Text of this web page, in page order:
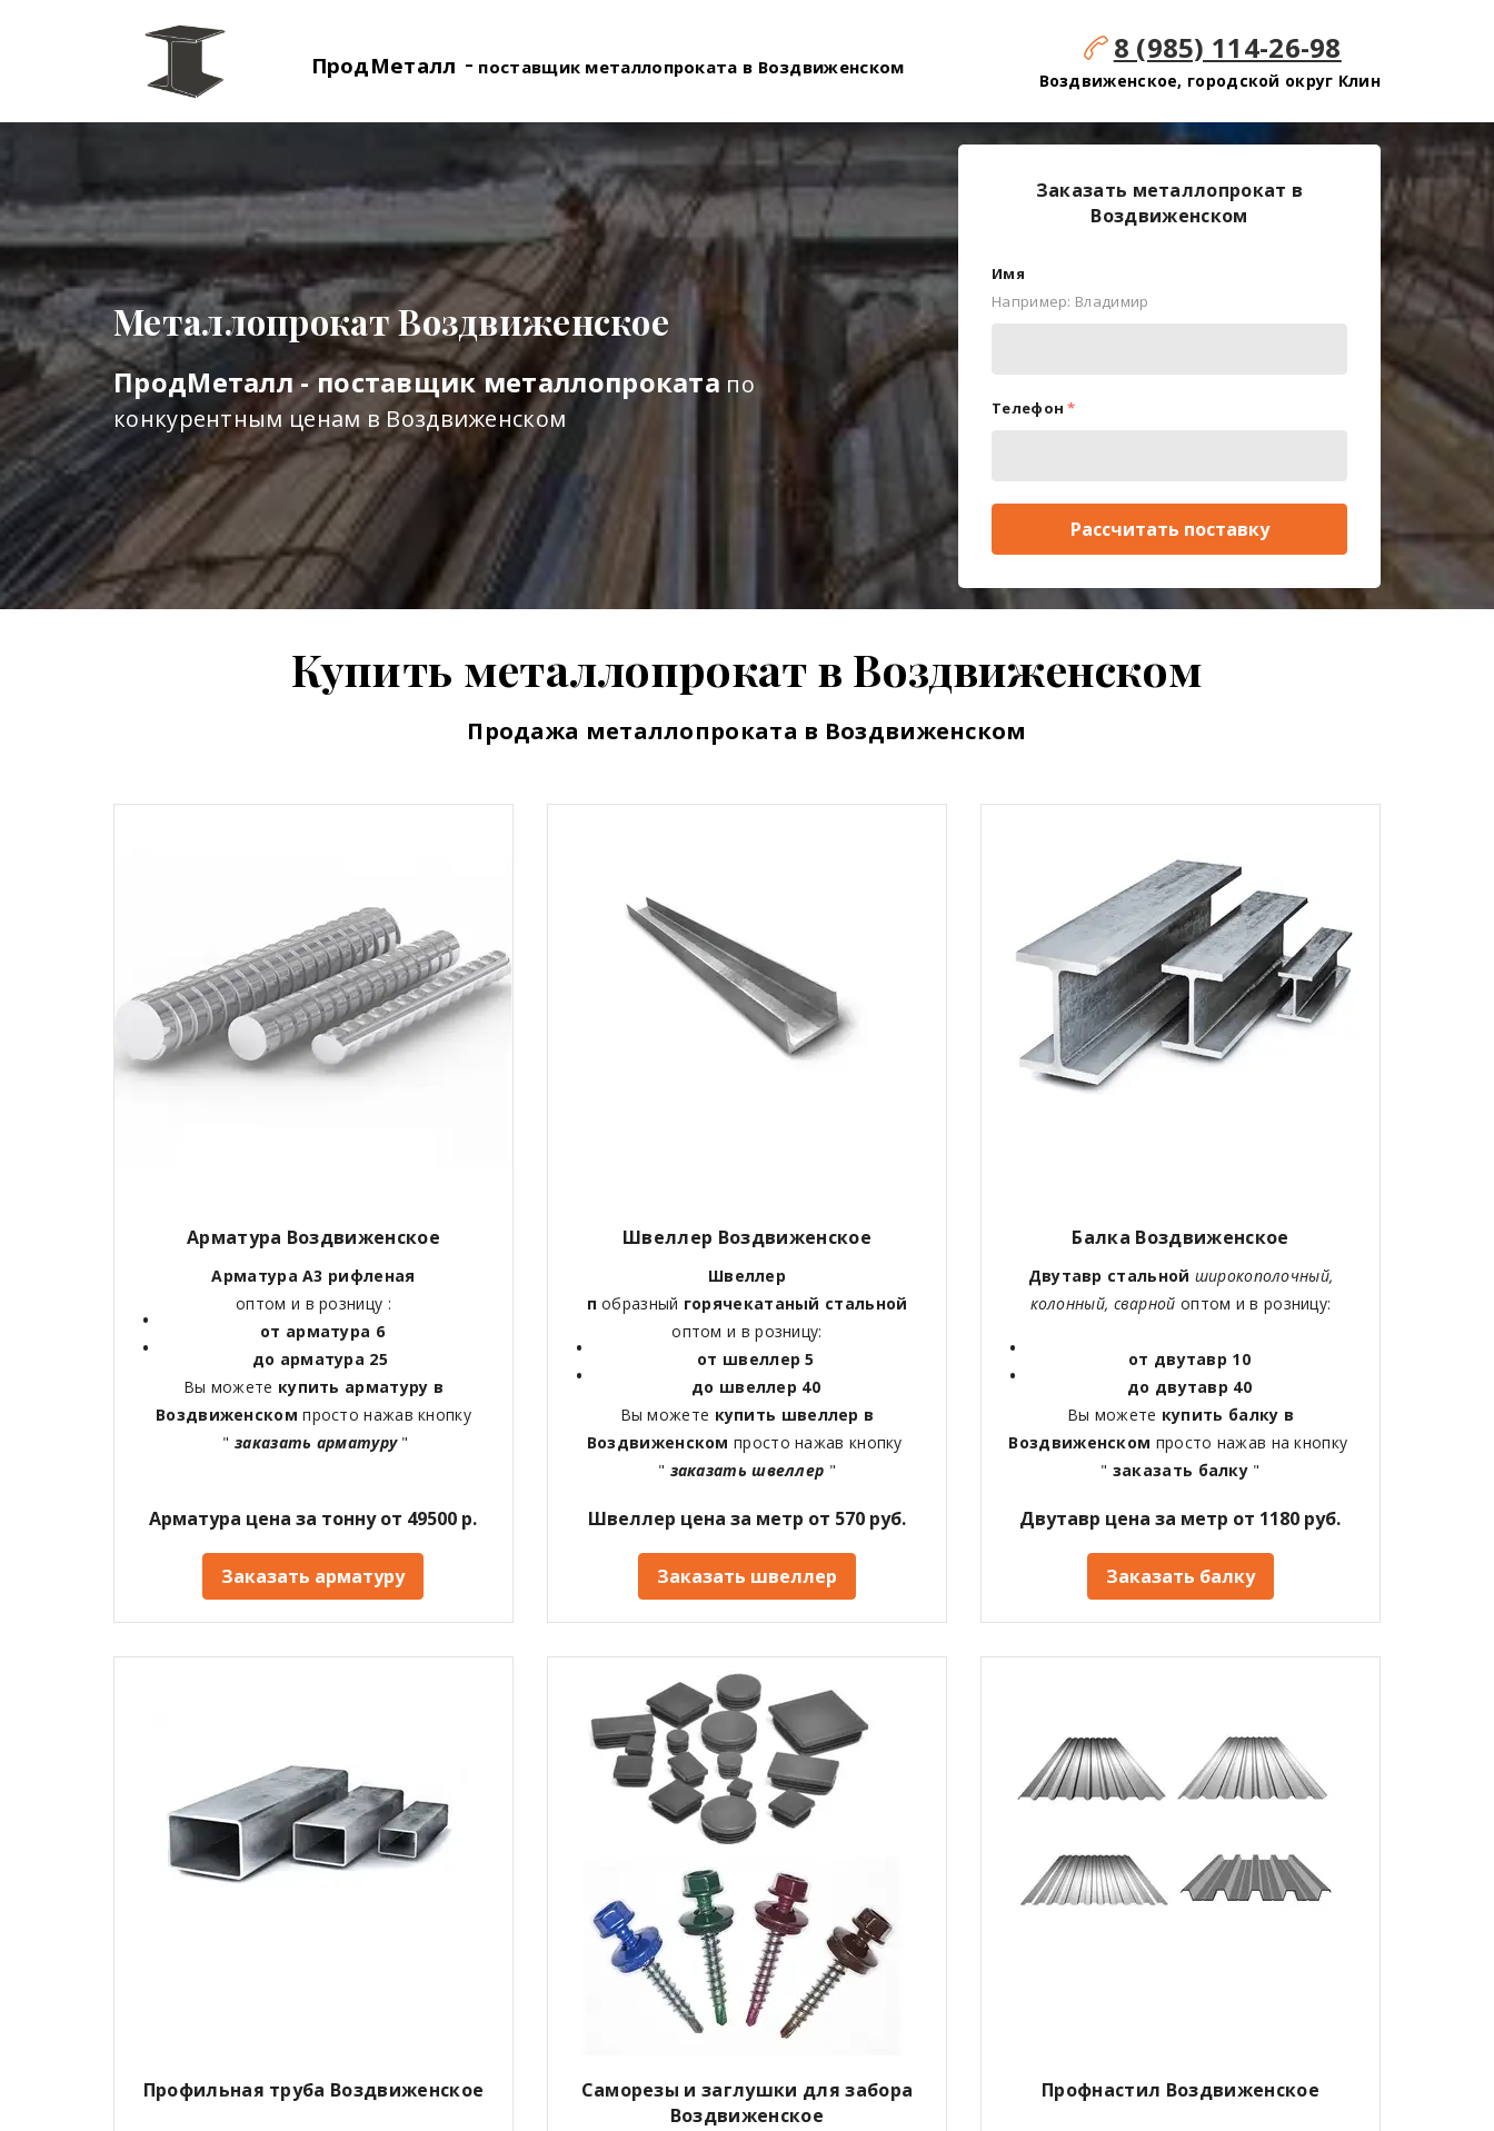
ПродМеталл - поставщик металлопроката в Воздвиженском
8 (985) 114-26-98
Воздвиженское, городской округ Клин
Металлопрокат Воздвиженское
ПродМеталл - поставщик металлопроката по
конкурентным ценам в Воздвиженском
Заказать металлопрокат в
Воздвиженском
Имя
Например: Владимир
Телефон *
Рассчитать поставку
Купить металлопрокат в Воздвиженском
Продажа металлопроката в Воздвиженском
Арматура Воздвиженское
Арматура А3 рифленая
оптом и в розницу :
от арматура 6
до арматура 25
Вы можете купить арматуру в
Воздвиженскомпросто нажав кнопку
"заказать арматуру"
Арматура цена за тонну от 49500 р.
Заказать арматуру
Швеллер Воздвиженское
Швеллер
побразный горячекатаный стальной
оптом и в розницу:
от швеллер 5
до швеллер 40
Вы можете купить швеллер в
Воздвиженскомпросто нажав кнопку
" заказать швеллер "
Швеллер цена за метр от 570 руб.
Заказать швеллер
Балка Воздвиженское
Двутавр стальной широкополочный,
колонный, сварной оптом и в розницу:
от двутавр 10
до двутавр 40
Вы можете купить балку в
Воздвиженском просто нажав на кнопку
" заказать балку "
Двутавр цена за метр от 1180 руб.
Заказать балку
Профильная труба Воздвиженское
Саморезы и заглушки для забора
Воздвиженское
Профнастил Воздвиженское